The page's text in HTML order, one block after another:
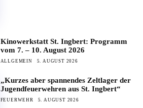
Kinowerkstatt St. Ingbert: Programm
vom 7. – 10. August 2026
ALLGEMEIN 5. AUGUST 2026
„Kurzes aber spannendes Zeltlager der
Jugendfeuerwehren aus St. Ingbert“
FEUERWEHR 5. AUGUST 2026